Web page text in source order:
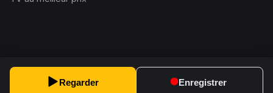
Regarder Enregistrer
2.228.1